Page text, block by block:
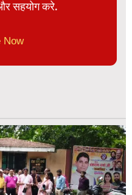
सहयोग करे.
Now